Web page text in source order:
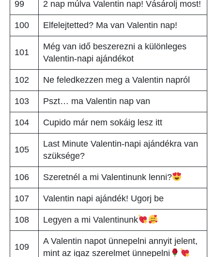
99 2 nap múlva Valentin nap! Vásárolj most!
100 Elfelejtetted? Ma van Valentin nap!
101
Még van idő beszerezni a különleges
Valentin-napi ajándékot
102 Ne feledkezzen meg a Valentin napról
103 Pszt… ma Valentin nap van
104 Cupido már nem sokáig lesz itt
105
Last Minute Valentin-napi ajándékra van
szüksége?
106 Szeretnél a mi Valentinunk lenni?
107 Valentin napi ajándék! Ugorj be
108 Legyen a mi Valentinunk
109
A Valentin napot ünnepelni annyit jelent,
mint az igaz szerelmet ünnepelni